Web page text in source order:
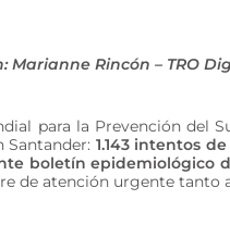
Marianne Rincón – TRO
para la Prevención del
Santander: 1.143 intentos
boletín epidemiológico
de atención urgente